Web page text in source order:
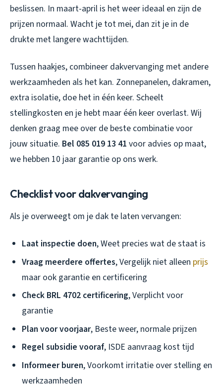
beslissen. In maart-april is het weer ideaal en zijn de
prijzen normaal. Wacht je tot mei, dan zit je in de
drukte met langere wachttijden.
Tussen haakjes, combineer dakvervanging met andere
werkzaamheden als het kan. Zonnepanelen, dakramen,
extra isolatie, doe het in één keer. Scheelt
stellingkosten en je hebt maar één keer overlast. Wij
denken graag mee over de beste combinatie voor
jouw situatie. Bel 085 019 13 41 voor advies op maat,
we hebben 10 jaar garantie op ons werk.
Checklist voor dakvervanging
Als je overweegt om je dak te laten vervangen:
Laat inspectie doen, Weet precies wat de staat is
Vraag meerdere offertes, Vergelijk niet alleen prijs
maar ook garantie en certificering
Check BRL 4702 certificering, Verplicht voor
garantie
Plan voor voorjaar, Beste weer, normale prijzen
Regel subsidie vooraf, ISDE aanvraag kost tijd
Informeer buren, Voorkomt irritatie over stelling en
werkzaamheden